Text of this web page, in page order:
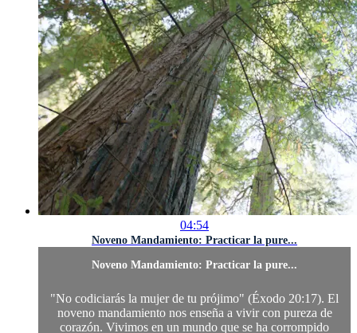
04:54
Noveno Mandamiento: Practicar la pure...
Noveno Mandamiento: Practicar la pure...
"No codiciarás la mujer de tu prójimo" (Éxodo 20:17). El
noveno mandamiento nos enseña a vivir con pureza de
corazón. Vivimos en un mundo que se ha corrompido